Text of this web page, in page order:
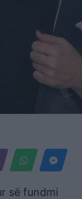
së fundmi